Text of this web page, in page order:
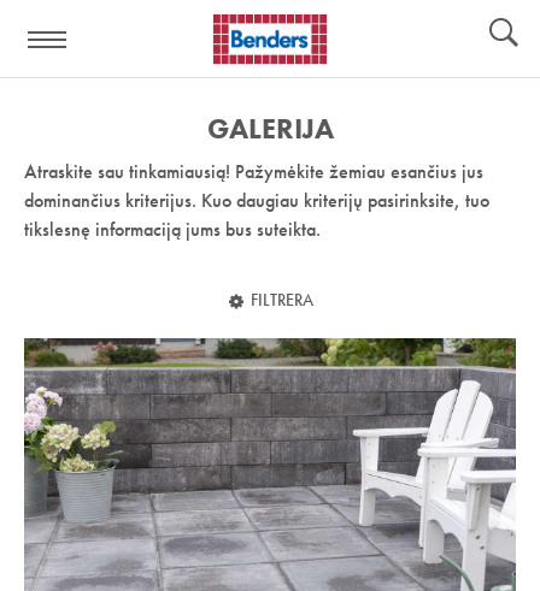
nuoroda:
GALERIJA
Atraskite sau tinkamiausią! Pažymėkite žemiau esančius jus
dominančius kriterijus. Kuo daugiau kriterijų pasirinksite, tuo
tikslesnę informaciją jums bus suteikta.
FILTRERA